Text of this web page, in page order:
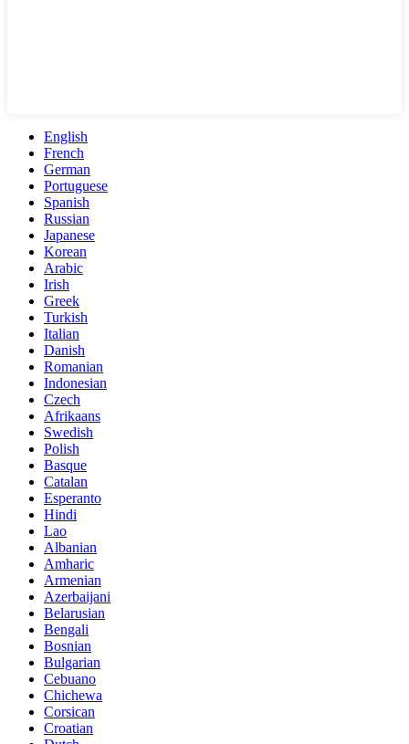
English
French
German
Portuguese
Spanish
Russian
Japanese
Korean
Arabic
Irish
Greek
Turkish
Italian
Danish
Romanian
Indonesian
Czech
Afrikaans
Swedish
Polish
Basque
Catalan
Esperanto
Hindi
Lao
Albanian
Amharic
Armenian
Azerbaijani
Belarusian
Bengali
Bosnian
Bulgarian
Cebuano
Chichewa
Corsican
Croatian